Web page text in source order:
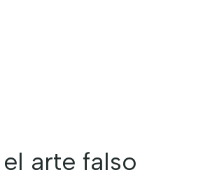
arte falso